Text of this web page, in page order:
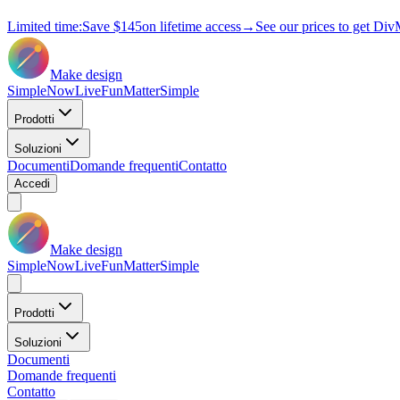
Limited time:Save $145on lifetime access→ See our prices to get
Make design
SimpleNowLiveFunMatterSimple
Prodotti
Soluzioni
DocumentiDomande frequentiContatto
Accedi
Make design
SimpleNowLiveFunMatterSimple
Prodotti
Soluzioni
Documenti
Domande frequenti
Contatto